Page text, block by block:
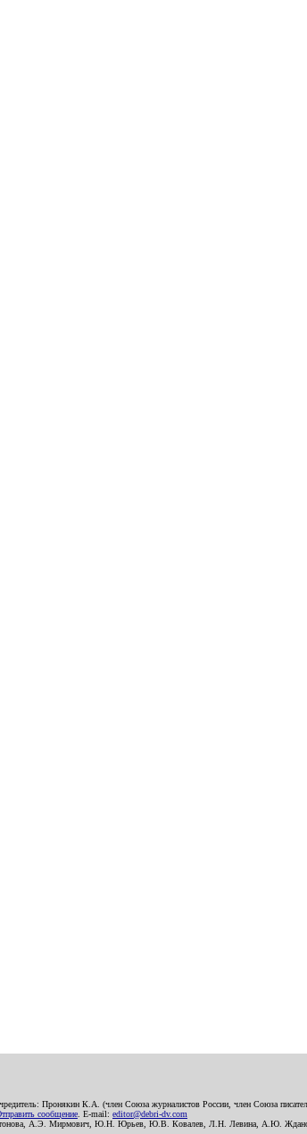
Пронякин К.А. (член Союза журналистов России, член Союза
сообщение . E-mail: editor@debri-dv.com
А.Э. Мирмович, Ю.Н. Юрьев, Ю.В. Ковалев, Л.Н. Левина, А.Ю.